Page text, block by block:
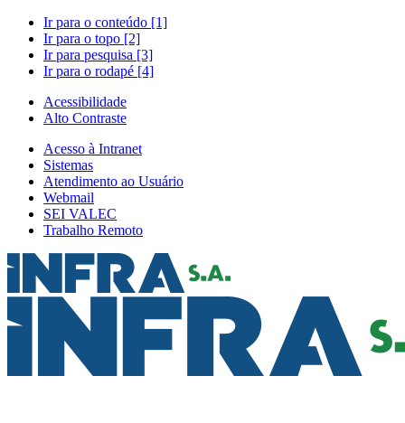
Ir para o conteúdo [1]
Ir para o topo [2]
Ir para pesquisa [3]
Ir para o rodapé [4]
Acessibilidade
Alto Contraste
Acesso à Intranet
Sistemas
Atendimento ao Usuário
Webmail
SEI VALEC
Trabalho Remoto